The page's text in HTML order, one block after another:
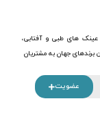
و فروش عینک های طبی و آفتابی،
جهان به مشتریان
عضویت